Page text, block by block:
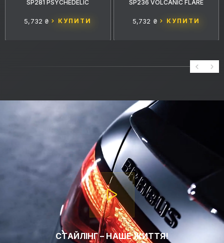
SP281 PSYCHEDELIC
5,732 ₴ КУПИТИ
SP236 VOLCANIC FLARE
5,732 ₴ КУПИТИ
СТАЙЛІНГ – НАШЕ ЖИТТЯ!